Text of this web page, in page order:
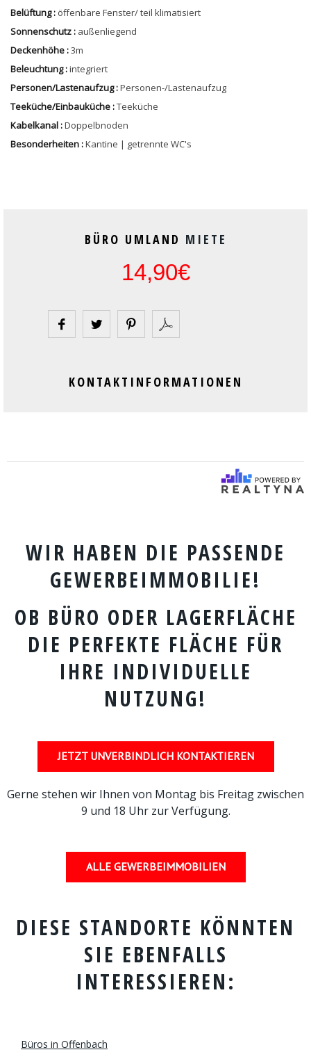
Belüftung : öffenbare Fenster/ teil klimatisiert
Sonnenschutz : außenliegend
Deckenhöhe :3m
Beleuchtung :integriert
Personen/Lastenaufzug :Personen-/Lastenaufzug
Teeküche/Einbauküche :Teeküche
Kabelkanal :Doppelbnoden
Besonderheiten :Kantine | getrennte WC's
BÜRO UMLAND MIETE
14,90€
KONTAKTINFORMATIONEN
WIR HABEN DIE PASSENDE
GEWERBEIMMOBILIE!
OB BÜRO ODER LAGERFLÄCHE
DIE PERFEKTE FLÄCHE FÜR
IHRE INDIVIDUELLE
NUTZUNG!
JETZT UNVERBINDLICH KONTAKTIEREN
Gerne stehen wir Ihnen von Montag bis Freitag zwischen
9 und 18 Uhr zur Verfügung.
ALLE GEWERBEIMMOBILIEN
DIESE STANDORTE KÖNNTEN
SIE EBENFALLS
INTERESSIEREN:
Büros in Offenbach